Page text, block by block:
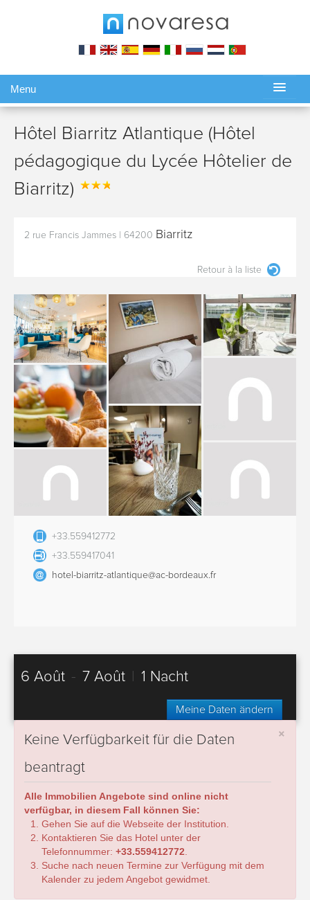
Menu
Hôtel Biarritz Atlantique (Hôtel
pédagogique du Lycée Hôtelier de
Biarritz)
2 rue Francis Jammes 64200 Biarritz
Retour à la liste
+33.559412772
+33.559417041
hotel-biarritz-atlantique@ac-bordeaux.fr
6 Août - 7 Août 1 Nacht
Meine Daten ändern
×
Keine Verfügbarkeit für die Daten
beantragt
Alle Immobilien Angebote sind online nicht
verfügbar, in diesem Fall können Sie:
Gehen Sie auf die Webseite der Institution.
Kontaktieren Sie das Hotel unter der
Telefonnummer: +33.559412772
Suche nach neuen Termine zur Verfügung mit dem
Kalender zu jedem Angebot gewidmet.